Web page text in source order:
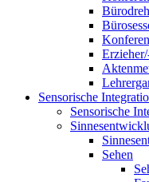
Sensorische
Sensorische
Sehen